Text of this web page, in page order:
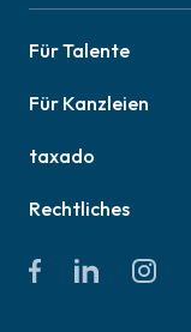
Für Talente
Karriere-Tipps
Für Kanzleien
Social Recruiting
taxado
Online Veranstaltungen
Kontakt & Hilfe
Rechtliches
AGB für Kanzleien